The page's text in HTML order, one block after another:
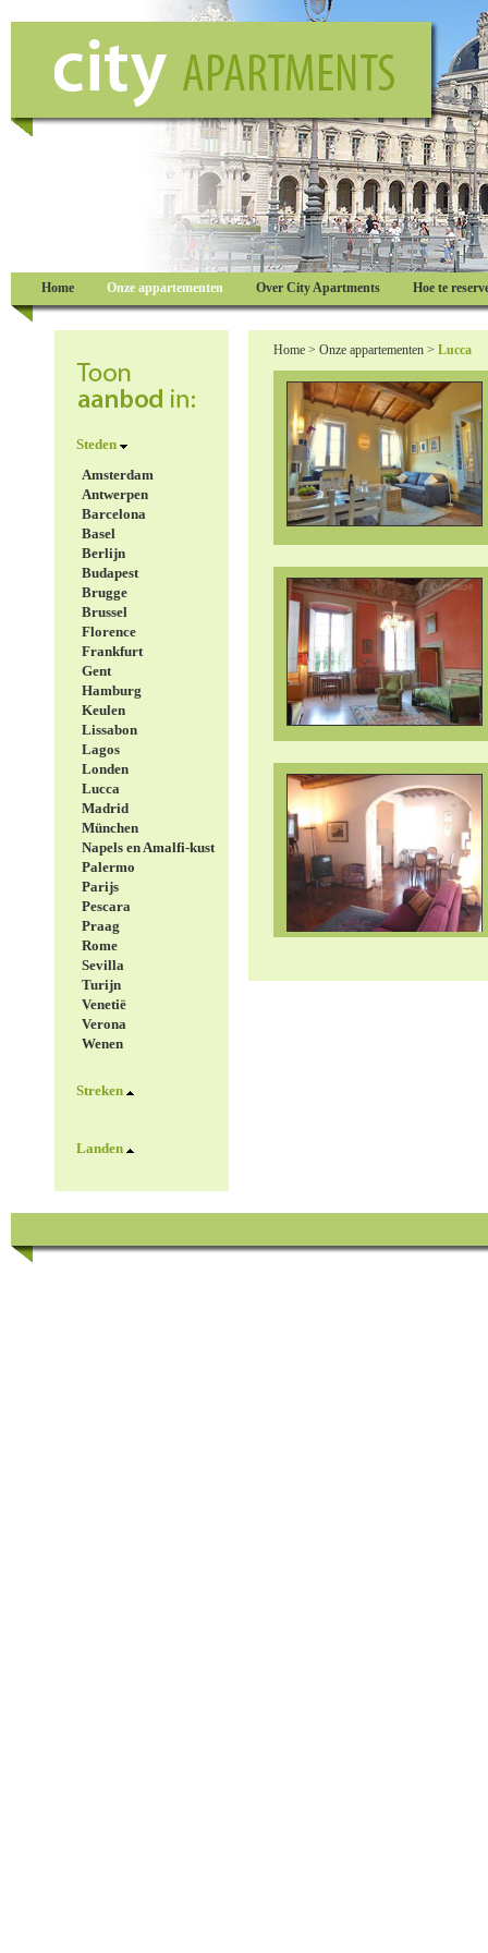
Steden
Amsterdam
Antwerpen
Barcelona
Basel
Berlijn
Budapest
Brugge
Brussel
Florence
Frankfurt
Gent
Hamburg
Keulen
Lissabon
Lagos
Londen
Lucca
Madrid
München
Napels en Amalfi-kust
Palermo
Parijs
Pescara
Praag
Rome
Sevilla
Turijn
Venetië
Verona
Wenen
Streken
Landen
Home > Onze appartementen > Lucca
Home Onze appartementen Over City Apartments Hoe te